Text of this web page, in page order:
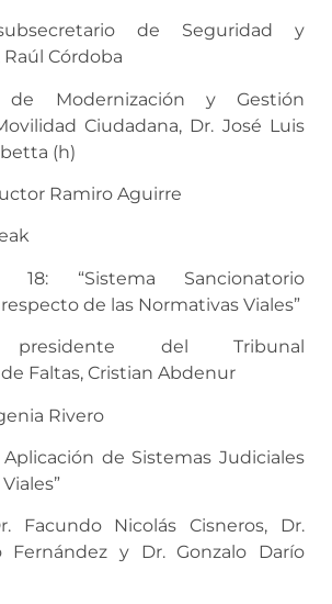
de Seguridad y
Córdoba
de Modernización y Gestión
Ciudadana, Dr. José Luis
(h)
Ramiro Aguirre
“Sistema Sancionatorio
de las Normativas Viales”
presidente del Tribunal
Faltas, Cristian Abdenur
Rivero
Aplicación de Sistemas Judiciales
Facundo Nicolás Cisneros, Dr.
Fernández y Dr. Gonzalo Darío